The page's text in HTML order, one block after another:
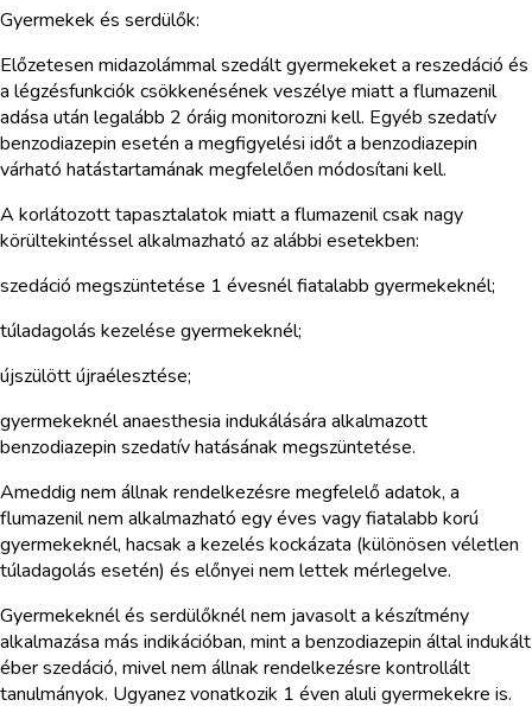
Gyermekek és serdülők:
Előzetesen midazolámmal szedált gyermekeket a reszedáció és
a légzésfunkciók csökkenésének veszélye miatt a flumazenil
adása után legalább 2 óráig monitorozni kell. Egyéb szedatív
benzodiazepin esetén a megfigyelési időt a benzodiazepin
várható hatástartamának megfelelően módosítani kell.
A korlátozott tapasztalatok miatt a flumazenil csak nagy
körültekintéssel alkalmazható az alábbi esetekben:
szedáció megszüntetése 1 évesnél fiatalabb gyermekeknél;
túladagolás kezelése gyermekeknél;
újszülött újraélesztése;
gyermekeknél anaesthesia indukálására alkalmazott
benzodiazepin szedatív hatásának megszüntetése.
Ameddig nem állnak rendelkezésre megfelelő adatok, a
flumazenil nem alkalmazható egy éves vagy fiatalabb korú
gyermekeknél, hacsak a kezelés kockázata (különösen véletlen
túladagolás esetén) és előnyei nem lettek mérlegelve.
Gyermekeknél és serdülőknél nem javasolt a készítmény
alkalmazása más indikációban, mint a benzodiazepin által indukált
éber szedáció, mivel nem állnak rendelkezésre kontrollált
tanulmányok. Ugyanez vonatkozik 1 éven aluli gyermekekre is.